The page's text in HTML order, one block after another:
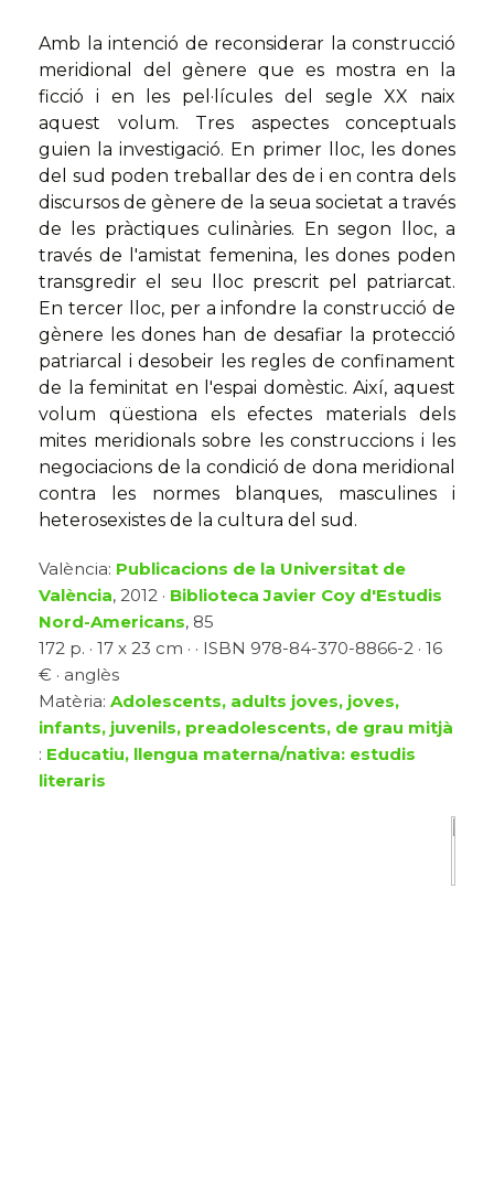
Amb la intenció de reconsiderar la construcció
meridional del gènere que es mostra en la
ficció i en les pel·lícules del segle XX naix
aquest volum. Tres aspectes conceptuals
guien la investigació. En primer lloc, les dones
del sud poden treballar des de i en contra dels
discursos de gènere de la seua societat a través
de les pràctiques culinàries. En segon lloc, a
través de l'amistat femenina, les dones poden
transgredir el seu lloc prescrit pel patriarcat.
En tercer lloc, per a infondre la construcció de
gènere les dones han de desafiar la protecció
patriarcal i desobeir les regles de confinament
de la feminitat en l'espai domèstic. Així, aquest
volum qüestiona els efectes materials dels
mites meridionals sobre les construccions i les
negociacions de la condició de dona meridional
contra les normes blanques, masculines i
heterosexistes de la cultura del sud.
València: Publicacions de la Universitat de
València, 2012 · Biblioteca Javier Coy d'Estudis
Nord-Americans, 85
172 p. · 17 x 23 cm · · ISBN 978-84-370-8866-2 · 16
€ · anglès
Matèria: Adolescents, adults joves, joves,
infants, juvenils, preadolescents, de grau mitjà
: Educatiu, llengua materna/nativa: estudis
literaris